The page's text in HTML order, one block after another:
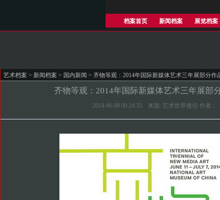
档案首页 新闻档案 展览档案
艺术档案 > 新闻档案 > 国内新闻 > 齐物等观：2014年国际新媒体艺术三年展部分作
齐物等观：2014年国际新媒体艺术三年展部
2014-06-08 00:24:33 来源: 艺术世界微信 作者：